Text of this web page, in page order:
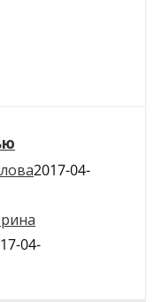
2017-04-
04-